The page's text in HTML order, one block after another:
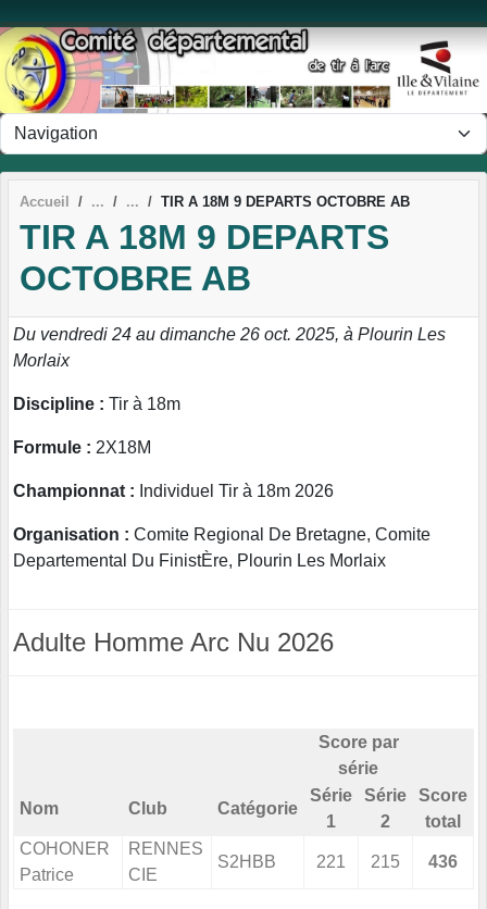
Accueil TIR A 18M 9 DEPARTS OCTOBRE AB
TIR A 18M 9 DEPARTS
OCTOBRE AB
Du vendredi 24 au dimanche 26 oct. 2025, à Plourin Les
Morlaix
Discipline : Tir à 18m
Formule : 2X18M
Championnat : Individuel Tir à 18m 2026
Organisation : Comite Regional De Bretagne, Comite
Departemental Du FinistÈre, Plourin Les Morlaix
Adulte Homme Arc Nu 2026
Score par
série
Nom Club Catégorie
Série
1
Série
2
Score
total
COHONER
Patrice
RENNES
CIE
S2HBB 221 215 436